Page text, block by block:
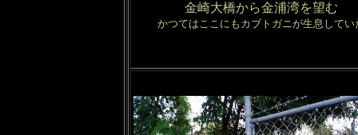
金崎大橋から金浦湾を望む
かつてはここにもカブトガニが生息してい